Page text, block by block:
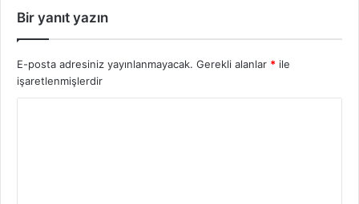
Bir yanıt yazın
E-posta adresiniz yayınlanmayacak. Gerekli alanlar * ile
işaretlenmişlerdir